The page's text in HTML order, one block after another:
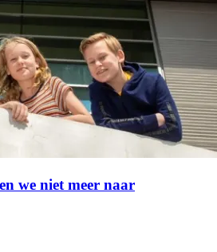
we niet meer naar